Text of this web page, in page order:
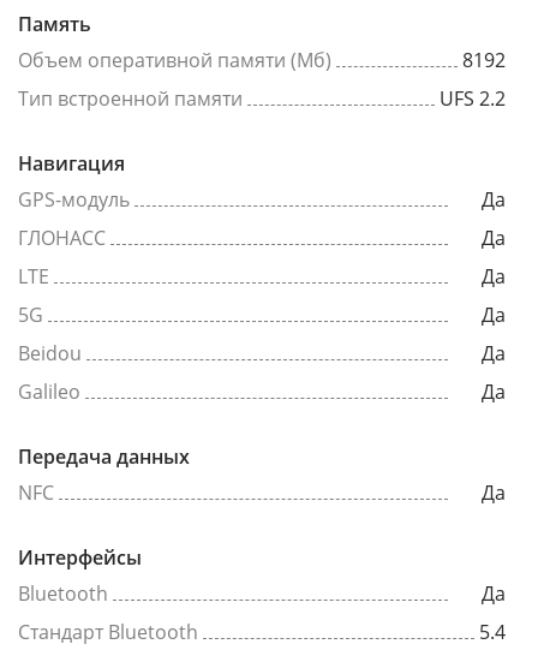
Память
Объем оперативной памяти (Мб)
8192
Тип встроенной памяти
UFS 2.2
Навигация
GPS-модуль
Да
ГЛОНАСС
Да
LTE
Да
5G
Да
Beidou
Да
Galileo
Да
Передача данных
NFC
Да
Интерфейсы
Bluetooth
Да
Стандарт Bluetooth
5.4